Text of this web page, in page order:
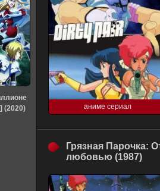
аниме сериал
Грязная Парочка:
любовью (1987)
(2020)